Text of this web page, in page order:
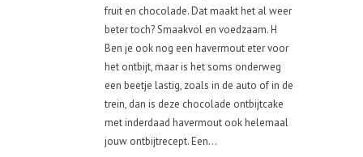
fruit en chocolade. Dat maakt het al weer
beter toch? Smaakvol en voedzaam. H
Ben je ook nog een havermout eter voor
het ontbijt, maar is het soms onderweg
een beetje lastig, zoals in de auto of in de
trein, dan is deze chocolade ontbijtcake
met inderdaad havermout ook helemaal
jouw ontbijtrecept. Een...